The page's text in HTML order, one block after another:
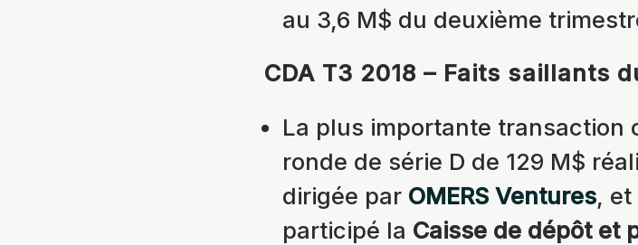
au 3,6 M$ du deuxième
CDA T3 2018 – Faits saillants
La plus importante transaction
ronde de série D de 129 M$
dirigée par OMERS Ventures,
participé la Caisse de dépôt et